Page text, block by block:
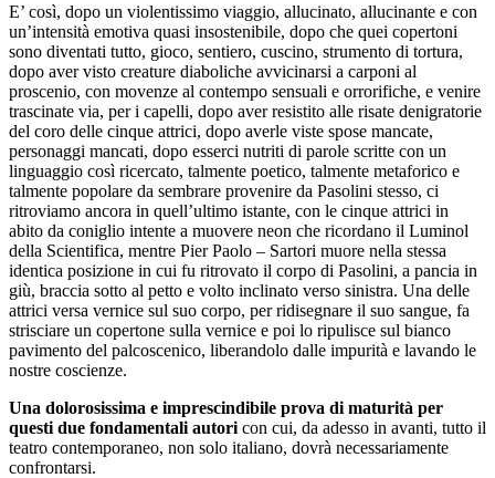
E’ così, dopo un violentissimo viaggio, allucinato, allucinante e con
un’intensità emotiva quasi insostenibile, dopo che quei copertoni
sono diventati tutto, gioco, sentiero, cuscino, strumento di tortura,
dopo aver visto creature diaboliche avvicinarsi a carponi al
proscenio, con movenze al contempo sensuali e orrorifiche, e venire
trascinate via, per i capelli, dopo aver resistito alle risate denigratorie
del coro delle cinque attrici, dopo averle viste spose mancate,
personaggi mancati, dopo esserci nutriti di parole scritte con un
linguaggio così ricercato, talmente poetico, talmente metaforico e
talmente popolare da sembrare provenire da Pasolini stesso, ci
ritroviamo ancora in quell’ultimo istante, con le cinque attrici in
abito da coniglio intente a muovere neon che ricordano il Luminol
della Scientifica, mentre Pier Paolo – Sartori muore nella stessa
identica posizione in cui fu ritrovato il corpo di Pasolini, a pancia in
giù, braccia sotto al petto e volto inclinato verso sinistra. Una delle
attrici versa vernice sul suo corpo, per ridisegnare il suo sangue, fa
strisciare un copertone sulla vernice e poi lo ripulisce sul bianco
pavimento del palcoscenico, liberandolo dalle impurità e lavando le
nostre coscienze.
Una dolorosissima e imprescindibile prova di maturità per
questi due fondamentali autori con cui, da adesso in avanti, tutto il
teatro contemporaneo, non solo italiano, dovrà necessariamente
confrontarsi.